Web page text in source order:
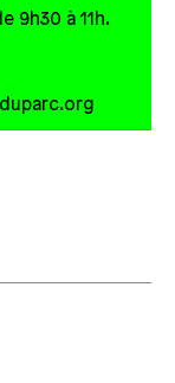
9h30 à 11h.